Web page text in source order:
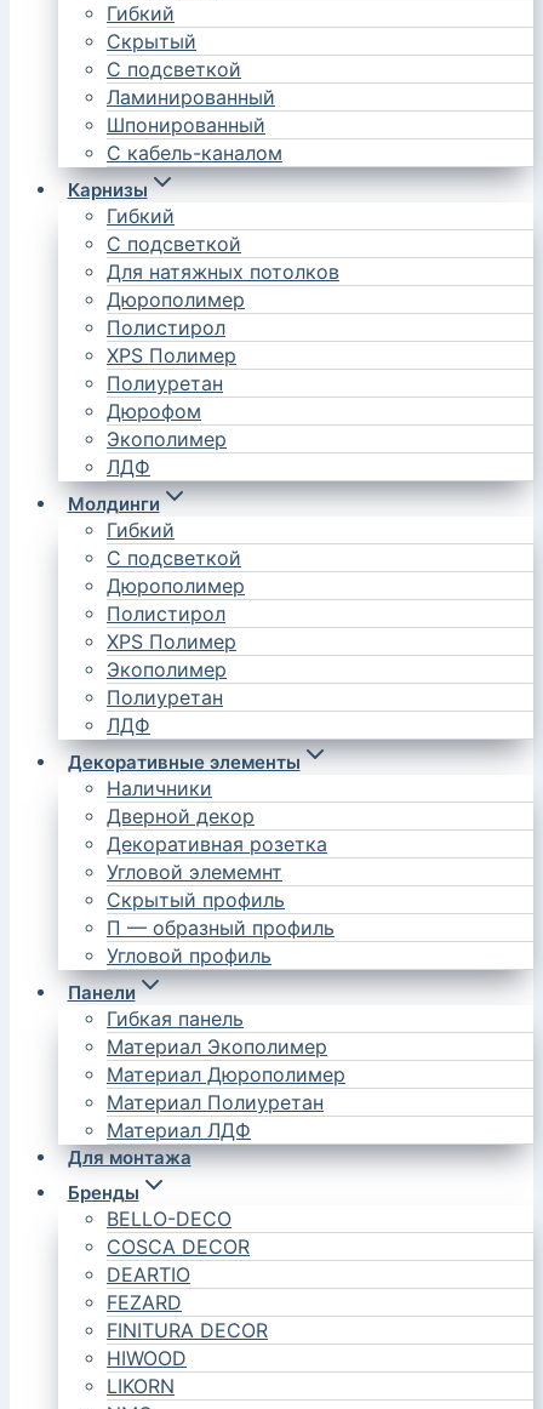
Гибкий
Скрытый
С подсветкой
Ламинированный
Шпонированный
С кабель-каналом
Карнизы
Гибкий
С подсветкой
Для натяжных потолков
Дюрополимер
Полистирол
XPS Полимер
Полиуретан
Дюрофом
Экополимер
ЛДФ
Молдинги
Гибкий
С подсветкой
Дюрополимер
Полистирол
XPS Полимер
Экополимер
Полиуретан
ЛДФ
Декоративные элементы
Наличники
Дверной декор
Декоративная розетка
Угловой элемемнт
Скрытый профиль
П — образный профиль
Угловой профиль
Панели
Гибкая панель
Материал Экополимер
Материал Дюрополимер
Материал Полиуретан
Материал ЛДФ
Для монтажа
Бренды
BELLO-DECO
COSCA DECOR
DEARTIO
FEZARD
FINITURA DECOR
HIWOOD
LIKORN